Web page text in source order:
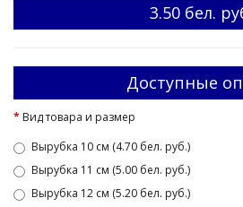
3.50 бел.
Доступные
Вид товара и размер
Вырубка 10 см (4.70 бел. руб.)
Вырубка 11 см (5.00 бел. руб.)
Вырубка 12 см (5.20 бел. руб.)